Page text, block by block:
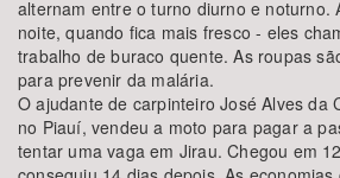
alternam entre o turno diurno e noturno.
noite, quando fica mais fresco - eles
trabalho de buraco quente. As roupas
para prevenir da malária.
O ajudante de carpinteiro José Alves da
no Piauí, vendeu a moto para pagar a
tentar uma vaga em Jirau. Chegou em